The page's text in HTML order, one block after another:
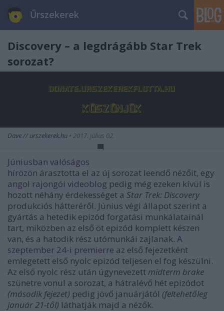
Űrszekerek
Discovery – a legdrágább Star Trek
sorozat?
Dave // urszekerek.hu • 2017. július 02.
Júniusban valóságos
hírözön árasztotta el az új sorozat leendő nézőit, egy
angol rajongói videoblog pedig még ezeken kívül is
hozott néhány érdekességet a Star Trek: Discovery
produkciós hátteréről. Június végi állapot szerint a
gyártás a hetedik epizód forgatási munkálatainál
tart, miközben az első öt epizód komplett készen
van, és a hatodik rész utómunkái zajlanak. A
szeptember 24-i premierre az első fejezetként
emlegetett első nyolc epizód teljesen el fog készülni.
Az első nyolc rész után úgynevezett midterm brake
szünetre vonul a sorozat, a hátralévő hét epizódot
(második fejezet) pedig jövő januárjától (feltehetőleg
január 21-től) láthatják majd a nézők.